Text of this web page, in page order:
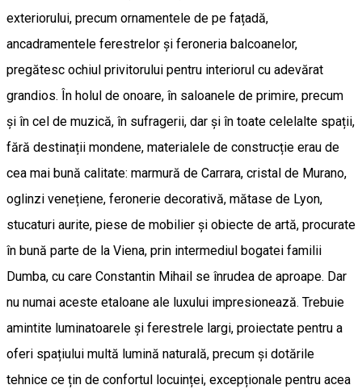
exteriorului, precum ornamentele de pe fațadă,
ancadramentele ferestrelor și feroneria balcoanelor,
pregătesc ochiul privitorului pentru interiorul cu adevărat
grandios. În holul de onoare, în saloanele de primire, precum
și în cel de muzică, în sufragerii, dar și în toate celelalte spații,
fără destinații mondene, materialele de construcție erau de
cea mai bună calitate: marmură de Carrara, cristal de Murano,
oglinzi venețiene, feronerie decorativă, mătase de Lyon,
stucaturi aurite, piese de mobilier și obiecte de artă, procurate
în bună parte de la Viena, prin intermediul bogatei familii
Dumba, cu care Constantin Mihail se înrudea de aproape. Dar
nu numai aceste etaloane ale luxului impresionează. Trebuie
amintite luminatoarele și ferestrele largi, proiectate pentru a
oferi spațiului multă lumină naturală, precum și dotările
tehnice ce țin de confortul locuinței, excepționale pentru acea